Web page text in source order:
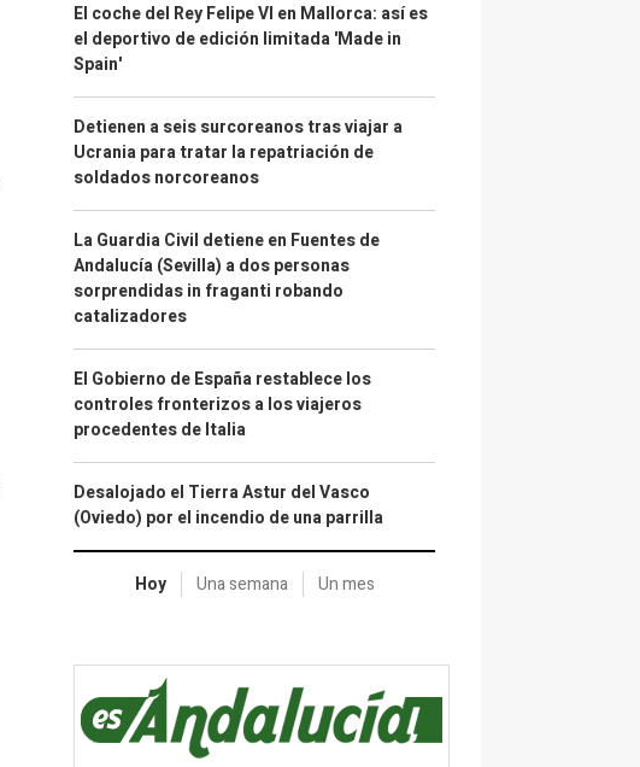
El coche del Rey Felipe VI en Mallorca: así es
el deportivo de edición limitada 'Made in
Spain'
Detienen a seis surcoreanos tras viajar a
Ucrania para tratar la repatriación de
soldados norcoreanos
La Guardia Civil detiene en Fuentes de
Andalucía (Sevilla) a dos personas
sorprendidas in fraganti robando
catalizadores
El Gobierno de España restablece los
controles fronterizos a los viajeros
procedentes de Italia
Desalojado el Tierra Astur del Vasco
(Oviedo) por el incendio de una parrilla
Hoy Una semana Un mes